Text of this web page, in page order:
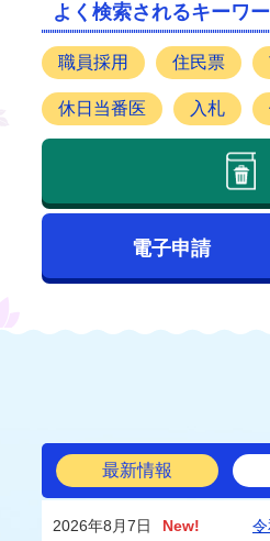
よく検索されるキーワ
職員採用 住民票
休日当番医 入札
電子申請
最新情報
2026年8月7日 New!